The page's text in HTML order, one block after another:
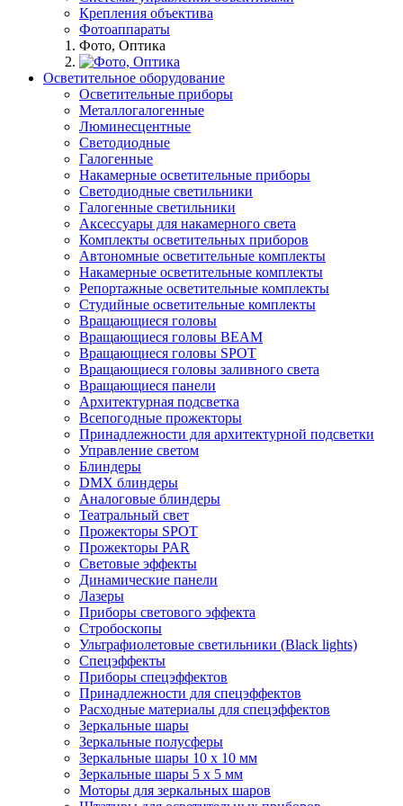
Крепления объектива
Фотоаппараты
Фото, Оптика
Осветительное оборудование
Осветительные приборы
Металлогалогенные
Люминесцентные
Светодиодные
Галогенные
Накамерные осветительные приборы
Светодиодные светильники
Галогенные светильники
Аксессуары для накамерного света
Комплекты осветительных приборов
Автономные осветительные комплекты
Накамерные осветительные комплекты
Репортажные осветительные комплекты
Студийные осветительные комплекты
Вращающиеся головы
Вращающиеся головы BEAM
Вращающиеся головы SPOT
Вращающиеся головы заливного света
Вращающиеся панели
Архитектурная подсветка
Всепогодные прожекторы
Принадлежности для архитектурной подсветки
Управление светом
Блиндеры
DMX блиндеры
Аналоговые блиндеры
Театральный свет
Прожекторы SPOT
Прожекторы PAR
Световые эффекты
Динамические панели
Лазеры
Приборы светового эффекта
Стробоскопы
Ультрафиолетовые светильники (Black lights)
Спецэффекты
Приборы спецэффектов
Принадлежности для спецэффектов
Расходные материалы для спецэффектов
Зеркальные шары
Зеркальные полусферы
Зеркальные шары 10 х 10 мм
Зеркальные шары 5 х 5 мм
Моторы для зеркальных шаров